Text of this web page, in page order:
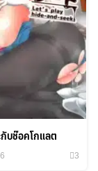
บช๊อคโกแลต
3